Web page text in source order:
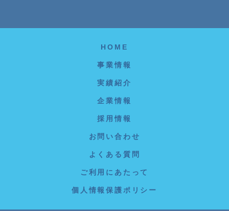
HOME
事業情報
実績紹介
企業情報
採用情報
お問い合わせ
よくある質問
ご利用にあたって
個人情報保護ポリシー